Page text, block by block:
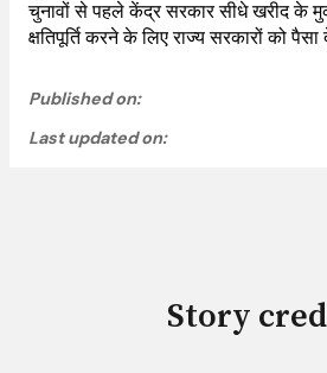
चुनावों से पहले केंद्र सरकार सीधे खरीद के
क्षतिपूर्ति करने के लिए राज्य सरकारों को पैसा
Published on:
Last updated on:
Story